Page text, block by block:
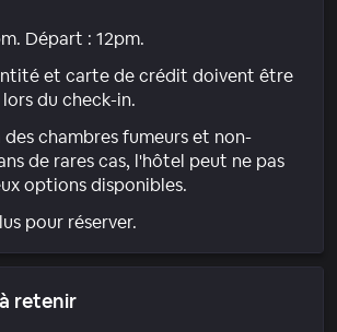
Départ : 12pm.
et carte de crédit doivent être
du check-in.
chambres fumeurs et non-
de rares cas, l'hôtel peut ne pas
options disponibles.
pour réserver.
retenir